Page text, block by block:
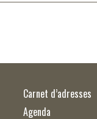
Carnet d’adresses
Agenda